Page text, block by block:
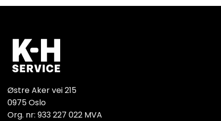
Østre Aker vei 215
0975 Oslo
Org. nr: 933 227 022 MVA